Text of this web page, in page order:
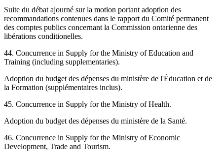
Suite du débat ajourné sur la motion portant adoption des
recommandations contenues dans le rapport du Comité permanent
des comptes publics concernant la Commission ontarienne des
libérations conditionelles.
44. Concurrence in Supply for the Ministry of Education and
Training (including supplementaries).
Adoption du budget des dépenses du ministère de l'Éducation et de
la Formation (supplémentaires inclus).
45. Concurrence in Supply for the Ministry of Health.
Adoption du budget des dépenses du ministère de la Santé.
46. Concurrence in Supply for the Ministry of Economic
Development, Trade and Tourism.